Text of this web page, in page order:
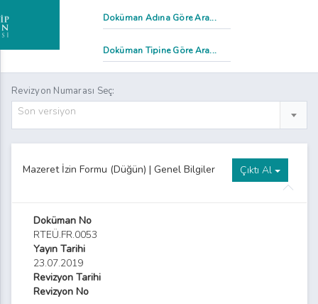
Evrakı ve Ders Değerlendirme Raporları Teslim Tutanağı
Başvuru Formu
Kabul Formu
Meslek Yüksekokulu Stajyer Takip Çizelgesi Formu
İmza Tutanağı Formu
Revizyon Numarası Seç:
Son versiyon
Mazeret İzin Formu (Düğün) | Genel Bilgiler Çıktı Al
Doküman No
RTEÜ.FR.0053
Yayın Tarihi
23.07.2019
Revizyon Tarihi
Revizyon No